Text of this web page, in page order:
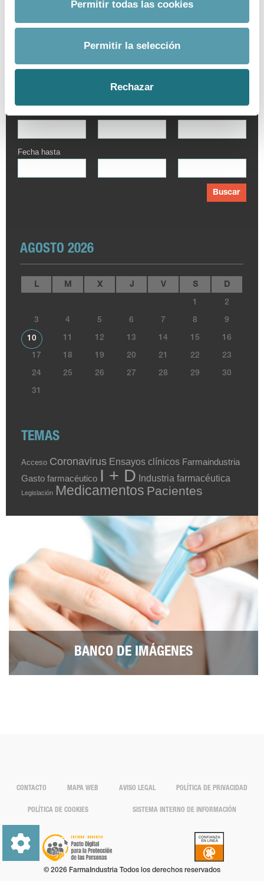
Permitir todas las cookies
Permitir la selección
Rechazar
Fecha hasta
Buscar
AGOSTO 2026
L M X J V S D
1 2
3 4 5 6 7 8 9
10 11 12 13 14 15 16
17 18 19 20 21 22 23
24 25 26 27 28 29 30
31
TEMAS
Acceso Coronavirus Ensayos clínicos Farmaindustria
Gasto farmacéutico I + D Industria farmacéutica
Legislación Medicamentos Pacientes
BANCO DE IMÁGENES
CONTACTO MAPA WEB AVISO LEGAL POLÍTICA DE PRIVACIDAD
POLÍTICA DE COOKIES SISTEMA INTERNO DE INFORMACIÓN
© 2026 FarmaIndustria Todos los derechos reservados